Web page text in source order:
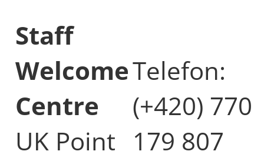
Staff
Welcome
Centre
UK Point
Telefon:
(+420) 770
179 807